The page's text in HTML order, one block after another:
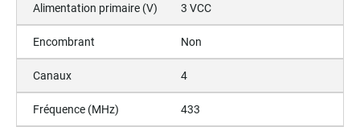
Alimentation primaire (V) 3 VCC
Encombrant Non
Canaux 4
Fréquence (MHz) 433